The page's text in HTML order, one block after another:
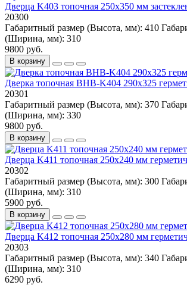
Дверца K403 топочная 250х350 мм
20300
Габаритный размер (Высота, мм): 410
(Ширина, мм): 310
9800 руб.
В корзину
Дверка топочная BHB-K404 290х325
20301
Габаритный размер (Высота, мм): 370
(Ширина, мм): 330
9800 руб.
В корзину
Дверца K411 топочная 250х240 мм
20302
Габаритный размер (Высота, мм): 300
(Ширина, мм): 310
5900 руб.
В корзину
Дверца K412 топочная 250х280 мм
20303
Габаритный размер (Высота, мм): 340
(Ширина, мм): 310
6290 руб.